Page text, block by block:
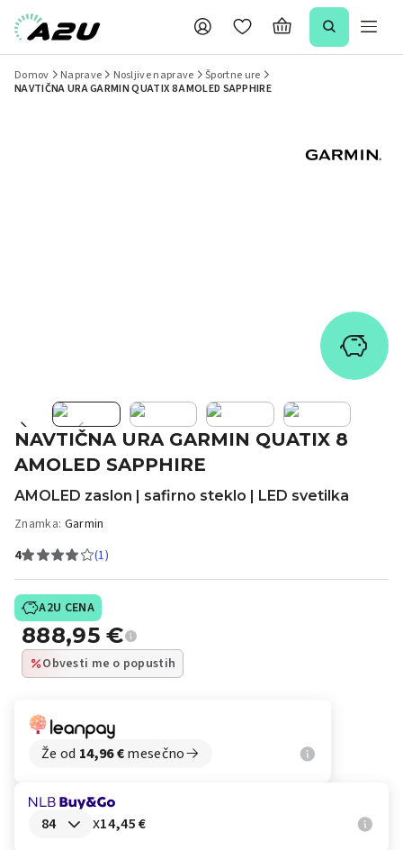
Domov Naprave Nosljive naprave
Športne ure
NAVTIČNA URA GARMIN QUATIX 8 AMOLED SAPPHIRE
NAVTIČNA URA GARMIN QUATIX 8
AMOLED SAPPHIRE
AMOLED zaslon | safirno steklo | LED svetilka
Znamka: Garmin
4
(1)
A2U CENA
888,95€
Obvesti me o popustih
Že od 14,96€mesečno
x14,45 €